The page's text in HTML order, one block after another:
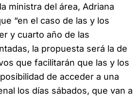
ministra del área, Adriana
“en el caso de las y los
y cuarto año de las
la propuesta será la de
que facilitarán que las y los
de acceder a una
los días sábados, que van a